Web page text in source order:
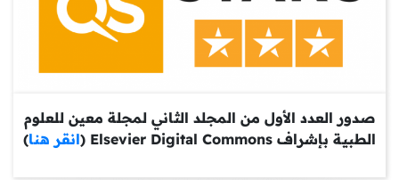
صدور العدد الأول من المجلد الثاني لمجلة معين للعلوم
الطبية بإشراف Elsevier Digital Commons (
انقر هنا)